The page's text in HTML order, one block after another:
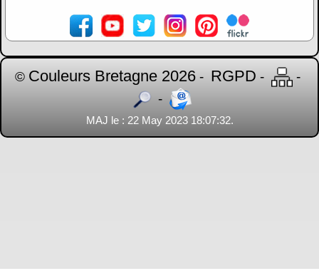
© Couleurs Bretagne 2026 - RGPD -
-
-
MAJ le : 22 May 2023 18:07:32.